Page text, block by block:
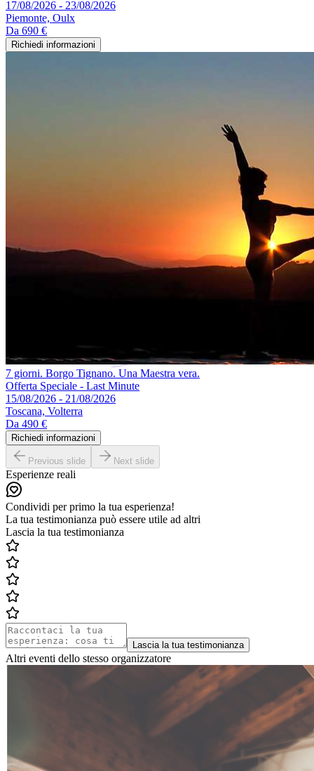
17/08/2026 - 23/08/2026
Piemonte, Oulx
Da 690 €
Richiedi informazioni
7 giorni. Borgo Tignano. Una Maestra vera.
Offerta Speciale - Last Minute
15/08/2026 - 21/08/2026
Toscana, Volterra
Da 490 €
Richiedi informazioni
Previous slide Next slide
Esperienze reali
Condividi per primo la tua esperienza!
La tua testimonianza può essere utile ad altri
Lascia la tua testimonianza
Lascia la tua testimonianza
Altri eventi dello stesso organizzatore